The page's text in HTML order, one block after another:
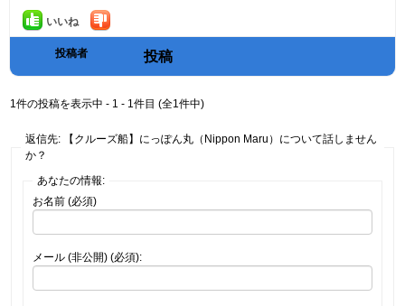
いいね
投稿者 投稿
1件の投稿を表示中 - 1 - 1件目 (全1件中)
返信先: 【クルーズ船】にっぽん丸（Nippon Maru）について話しません
か？
あなたの情報:
お名前 (必須)
メール (非公開) (必須):